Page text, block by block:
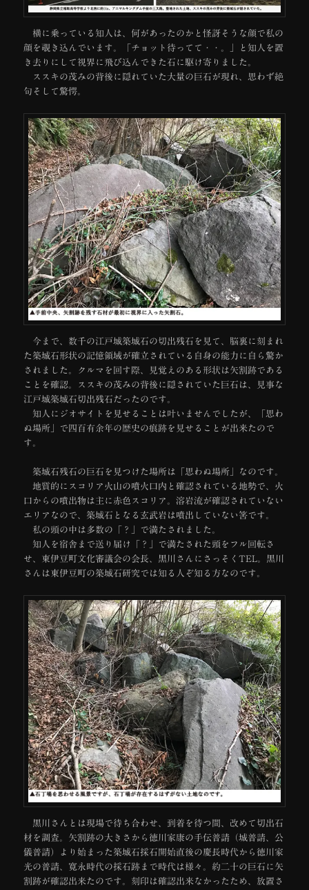
横に乗っている知人は、何があったのかと怪訝そうな顔で私の
顔を覗き込んでいます。「チョット待ってて・・。」と知人を置
き去りにして視界に飛び込んできた石に駆け寄りました。
ススキの茂みの背後に隠れていた大量の巨石が現れ、思わず絶
句そして驚愕。
今まで、数千の江戸城築城石の切出残石を見て、脳裏に刻まれ
た築城石形状の記憶領域が確立されている自身の能力に自ら驚か
されました。クルマを回す際、見覚えのある形状は矢割跡である
ことを確認。ススキの茂みの背後に隠されていた巨石は、見事な
江戸城築城石切出残石だったのです。
知人にジオサイトを見せることは叶いませんでしたが、「思わ
ぬ場所」で四百有余年の歴史の痕跡を見せることが出来たので
す。
築城石残石の巨石を見つけた場所は「思わぬ場所」なのです。
地質的にスコリア火山の噴火口内と確認されている地勢で、火
口からの噴出物は主に赤色スコリア。溶岩流が確認されていない
エリアなので、築城石となる玄武岩は噴出していない筈です。
私の頭の中は多数の「？」で満たされました。
知人を宿舎まで送り届け「？」で満たされた頭をフル回転さ
せ、東伊豆町文化審議会の会長、黒川さんにさっそくTEL。黒川
さんは東伊豆町の築城石研究では知る人ぞ知る方なのです。
黒川さんとは現場で待ち合わせ、到着を待つ間、改めて切出石
材を調査。矢割跡の大きさから徳川家康の手伝普請（城普請、公
儀普請）より始まった築城石採石開始直後の慶長時代から徳川家
光の普請、寛永時代の採石跡まで時代は様々。約二十の巨石に矢
割跡が確認出来たのです。刻印は確認出来なかったため、放置さ